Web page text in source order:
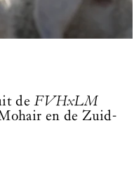
deFVHxLM
en de Zuid-